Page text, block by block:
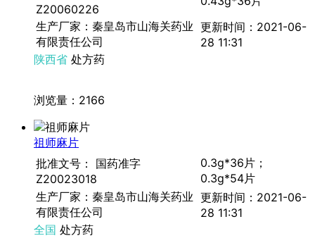
Z20060226
生产厂家：秦皇岛市山海关药业
有限责任公司
更新时间：2021-06-
28 11:31
陕西省 处方药
浏览量：2166
祖师麻片
批准文号： 国药准字
Z20023018
0.3g*36片；
0.3g*54片
生产厂家：秦皇岛市山海关药业
有限责任公司
更新时间：2021-06-
28 11:31
全国 处方药